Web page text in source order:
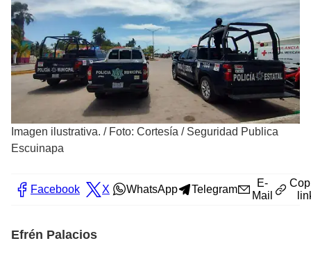
Imagen ilustrativa. / Foto: Cortesía / Seguridad Publica
Escuinapa
Facebook X WhatsApp Telegram
E-
Mail
Efrén Palacios